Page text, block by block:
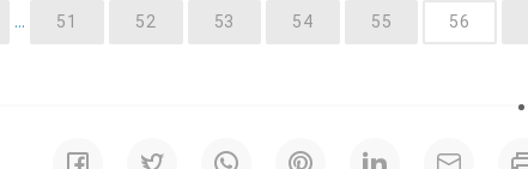
... 51 52 53 54 55 56